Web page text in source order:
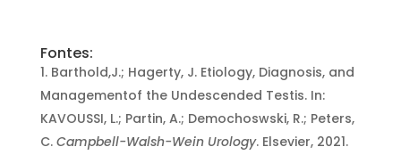
Fontes:
Barthold,J.; Hagerty, J. Etiology, Diagnosis, and
Managementof the Undescended Testis. In:
KAVOUSSI, L.; Partin, A.; Demochoswski, R.; Peters,
C. Campbell-Walsh-Wein Urology. Elsevier, 2021.